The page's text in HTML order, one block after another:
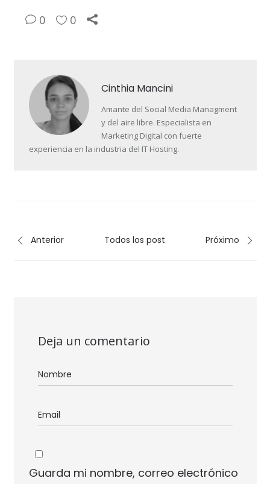
0 0
Cinthia Mancini
Amante del Social Media Managment
y del aire libre. Especialista en
Marketing Digital con fuerte
experiencia en la industria del IT Hosting.
Anterior Todos los post Próximo
Deja un comentario
Guarda mi nombre, correo electrónico